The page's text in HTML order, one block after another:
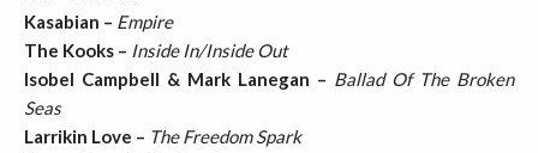
Kasabian – Empire
The Kooks – Inside In/Inside Out
Isobel Campbell & Mark Lanegan – Ballad Of The Broken
Seas
Larrikin Love – The Freedom Spark